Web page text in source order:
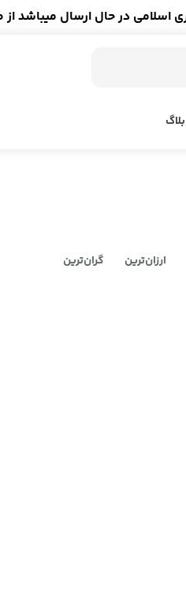
در حال ارسال میباشد
ارزان‌ترین گران‌ترین